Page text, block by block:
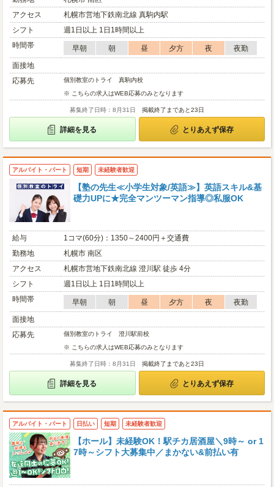
アクセス
札幌市営地下鉄南北線 真駒内駅
シフト
週1日以上 1日1時間以上
時間帯
早朝 朝 昼 夕方 夜
夜勤
面接地
応募先
個別教室のトライ 真駒内校
※ こちらの求人はWEB応募のみとなります
募集終了日時：8月31日 掲載終了まであと23日
詳細を見る とりあえず保存
アルバイト・パート 短期 未経験者歓迎
【塾の先生≪小学生対象/英語≫】英語スキル&基
礎力UPに★完全マンツーマン指導◎私服OK
給与
1コマ(60分)：1350～2400円＋交通費
勤務地
札幌市 南区
アクセス
札幌市営地下鉄南北線 澄川駅 徒歩 4分
シフト
週1日以上 1日1時間以上
時間帯
早朝 朝 昼 夕方 夜
夜勤
面接地
応募先
個別教室のトライ 澄川駅前校
※ こちらの求人はWEB応募のみとなります
募集終了日時：8月31日 掲載終了まであと23日
詳細を見る とりあえず保存
アルバイト・パート 日払い 短期 未経験者歓迎
【ホール】未経験OK！駅チカ居酒屋＼9時～ or 1
7時～シフト大募集中／まかない&前払い有